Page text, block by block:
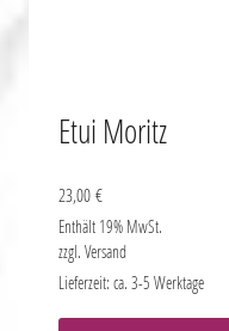
Etui Moritz
23,00 €
Enthält 19% MwSt.
zzgl. Versand
Lieferzeit: ca. 3-5 Werktage